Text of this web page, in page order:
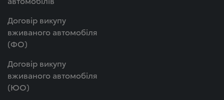
Договір викупу
вживаного автомобіля
(ФО)
Договір викупу
вживаного автомобіля
(ЮО)